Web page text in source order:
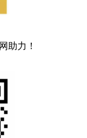
助力！